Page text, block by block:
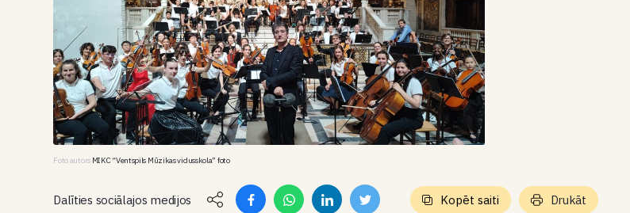
Foto autors MIKC “Ventspils Mūzikas vidusskola” foto
Dalīties sociālajos medijos Kopēt saiti Drukāt